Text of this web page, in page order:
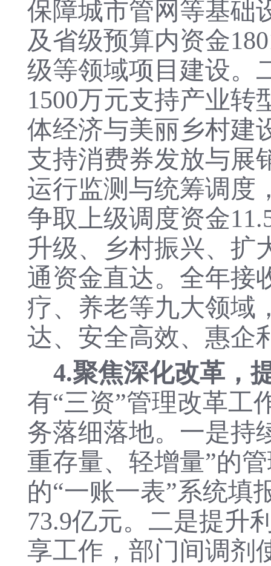
保障城市管网等基础
及省级预算内资金
级等领域项目建设。
1500万元支持产业转
体经济与美丽乡村建
支持消费券发放与展
运行监测与统筹调度
争取上级调度资金
升级、乡村振兴、扩
通资金直达。全年接
疗、养老等九大领域
达、安全高效、惠企
4.聚焦深化改革，
有“三资”管理改革工
务落细落地。一是持
重存量、轻增量”的
的“一账一表”系统填
73.9亿元。二是提升
享工作，部门间调剂